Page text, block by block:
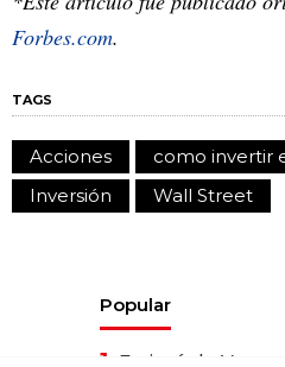
Forbes.com.
TAGS
Acciones
como invertir
Inversión
Wall Street
Popular
1. Emigró de